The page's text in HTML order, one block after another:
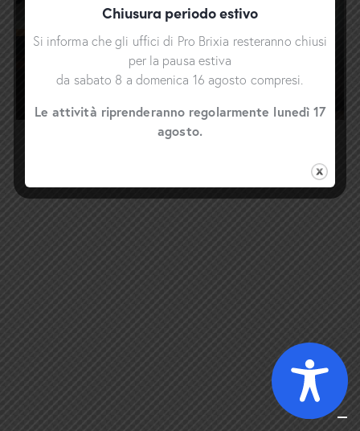
Chiusura periodo estivo
Si informa che gli uffici di Pro Brixia resteranno chiusi
per la pausa estiva
da sabato 8 a domenica 16 agosto compresi.
Le attività riprenderanno regolarmente lunedì 17
agosto.